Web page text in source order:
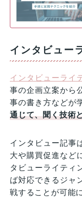
インタビュー
インタビューライ
事の企画立案から
事の書き方などが
通じて、聞く技術
インタビュー記事
大や購買促進など
タビューライティ
ば対応できるジャ
戦することが可能